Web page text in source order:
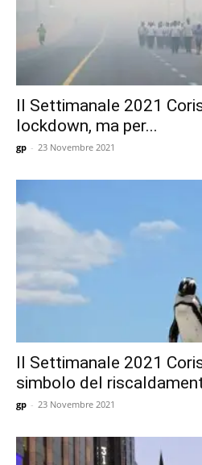
Il Settimanale 2021
lockdown, ma per...
gp - 23 Novembre 2021
Il Settimanale 2021
simbolo del
gp - 23 Novembre 2021